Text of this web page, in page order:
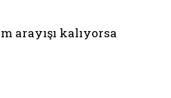
arayışı kalıyorsa